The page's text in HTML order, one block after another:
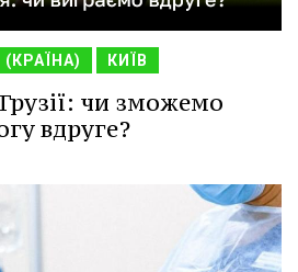
(КРАЇНА) КИЇВ
чи зможемо
вдруге?